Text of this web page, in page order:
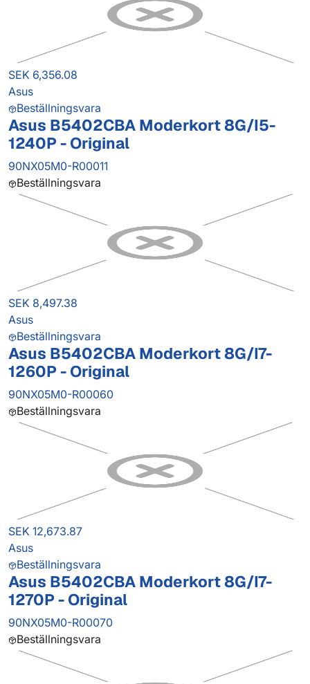
SEK 6,356.08
Asus
Beställningsvara
Asus B5402CBA Moderkort 8G/I5-
1240P - Original
90NX05M0-R00011
Beställningsvara
SEK 8,497.38
Asus
Beställningsvara
Asus B5402CBA Moderkort 8G/I7-
1260P - Original
90NX05M0-R00060
Beställningsvara
SEK 12,673.87
Asus
Beställningsvara
Asus B5402CBA Moderkort 8G/I7-
1270P - Original
90NX05M0-R00070
Beställningsvara